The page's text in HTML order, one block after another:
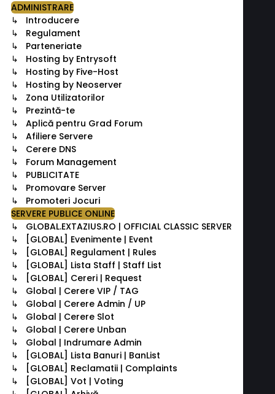
ADMINISTRARE
↳ Introducere
↳ Regulament
↳ Parteneriate
↳ Hosting by Entrysoft
↳ Hosting by Five-Host
↳ Hosting by Neoserver
↳ Zona Utilizatorilor
↳ Prezintă-te
↳ Aplică pentru Grad Forum
↳ Afiliere Servere
↳ Cerere DNS
↳ Forum Management
↳ PUBLICITATE
↳ Promovare Server
↳ Promoteri Jocuri
SERVERE PUBLICE ONLINE
↳ GLOBAL.EXTAZIUS.RO | OFFICIAL CLASSIC SERVER
↳ [GLOBAL] Evenimente | Event
↳ [GLOBAL] Regulament | Rules
↳ [GLOBAL] Lista Staff | Staff List
↳ [GLOBAL] Cereri | Request
↳ Global | Cerere VIP / TAG
↳ Global | Cerere Admin / UP
↳ Global | Cerere Slot
↳ Global | Cerere Unban
↳ Global | Indrumare Admin
↳ [GLOBAL] Lista Banuri | BanList
↳ [GLOBAL] Reclamatii | Complaints
↳ [GLOBAL] Vot | Voting